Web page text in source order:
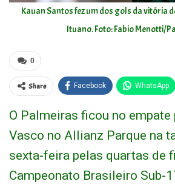
Kauan Santos fez um dos gols da vitória
Ituano. Foto: Fabio Menotti/
0
Share Facebook WhatsApp
O Palmeiras ficou no empate
Vasco no Allianz Parque na
sexta-feira pelas quartas de
Campeonato Brasileiro Sub-